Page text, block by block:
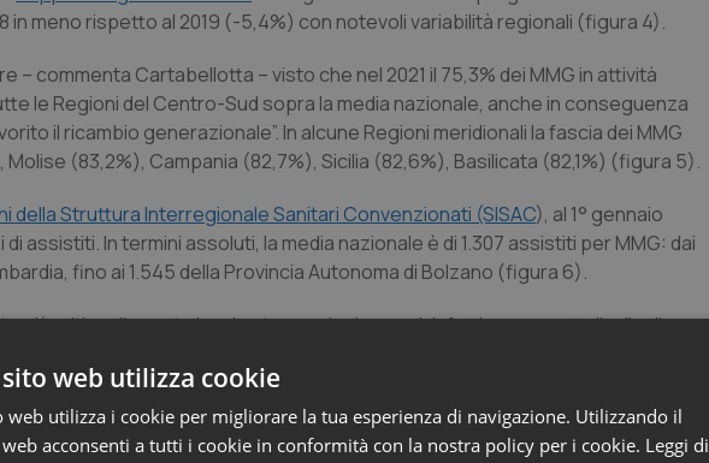
in meno rispetto al 2019 (-5,4%) con notevoli variabilità regionali (figura 4).
commenta Cartabellotta – visto che nel 2021 il 75,3% dei MMG in attività
le Regioni del Centro-Sud sopra la media nazionale, anche in conseguenza
il ricambio generazionale”. In alcune Regioni meridionali la fascia dei MMG
(83,2%), Campania (82,7%), Sicilia (82,6%), Basilicata (82,1%) (figura 5).
della Struttura Interregionale Sanitari Convenzionati (SISAC), al 1° gennaio
assistiti. In termini assoluti, la media nazionale è di 1.307 assistiti per MMG: dai
fino ai 1.545 della Provincia Autonoma di Bolzano (figura 6).
più critico di quanto lascino trasparire i numeri: infatti, con questo livello di
e la distribuzione capillare dei MMG in relazione alla densità abitativa. Di
di un MMG vicino casa, non solo nelle cosiddette aree desertificate (zone
disagiate, rurali e periferiche) dove i bandi per gli ambiti territoriali carenti
web utilizza cookie
web utilizza i cookie per migliorare la tua esperienza di navigazione. Utilizzando il
acconsenti a tutti i cookie in conformità con la nostra policy per i cookie. Leggi di